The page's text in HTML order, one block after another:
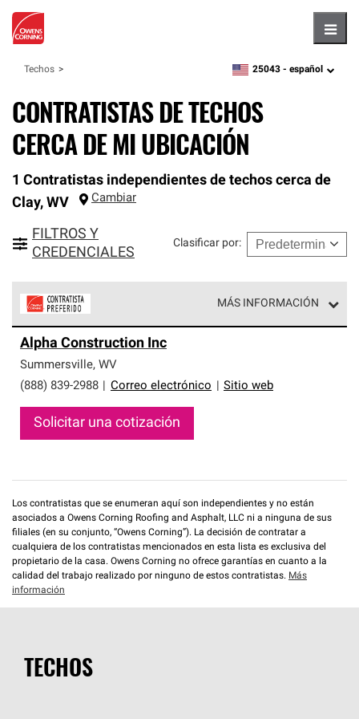
Techos zipcode,language
25043 - español
CONTRATISTAS DE TECHOS
CERCA DE MI UBICACIÓN
1 Contratistas independientes de techos cerca de
Clay, WV Cambiar
FILTROS Y
CREDENCIALES
Clasificar por:
MÁS INFORMACIÓN
parte de una red exclusiva de profesionales de techos
que cumplen con altos estándares y requisitos estrictos
de profesionalismo y confiabilidad.
Alpha Construction Inc
Summersville, WV
(888) 839-2988
Correo electrónico Sitio web
Solicitar una cotización
Los contratistas que se enumeran aquí son independientes y no están
asociados a Owens Corning Roofing and Asphalt, LLC ni a ninguna de sus
filiales (en su conjunto, “Owens Corning”). La decisión de contratar a
cualquiera de los contratistas mencionados en esta lista es exclusiva del
propietario de la casa. Owens Corning no ofrece garantías en cuanto a la
calidad del trabajo realizado por ninguno de estos contratistas. Más
información
TECHOS